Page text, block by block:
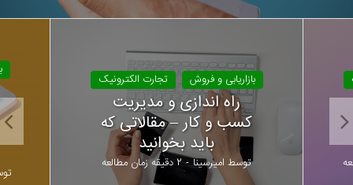
بازاریابی و فروش تجارت الکترونیک
راه اندازی و مدیریت
کسب و کار – مقالاتی که
باید بخوانید
توسط امیرسینا 2 دقیقه زمان مطالعه